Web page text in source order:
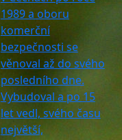
1989 a oboru
komerční
bezpečnosti se
věnoval až do svého
posledního dne.
Vybudoval a po 15
let vedl, svého času
největší,